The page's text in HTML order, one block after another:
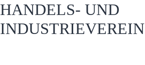
HANDELS- UND
INDUSTRIEVEREIN